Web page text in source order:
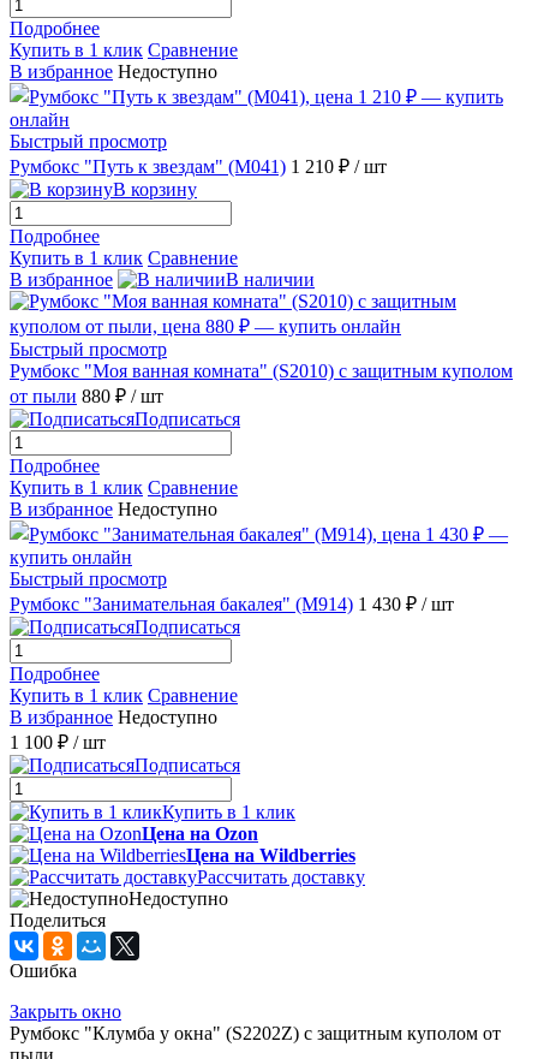
Подробнее
Купить в 1 клик Сравнение
В избранное Недоступно
Быстрый просмотр
Румбокс "Путь к звездам" (M041) 1 210 ₽ / шт
В корзину
Подробнее
Купить в 1 клик Сравнение
В избранное
В наличии
Быстрый просмотр
Румбокс "Моя ванная комната" (S2010) с защитным куполом
от пыли 880 ₽ / шт
Подписаться
Подробнее
Купить в 1 клик Сравнение
В избранное Недоступно
Быстрый просмотр
Румбокс "Занимательная бакалея" (M914) 1 430 ₽ / шт
Подписаться
Подробнее
Купить в 1 клик Сравнение
В избранное Недоступно
1 100 ₽ / шт
Подписаться
Купить в 1 клик
Цена на Ozon
Цена на Wildberries
Рассчитать доставку
Недоступно
Поделиться
Ошибка
Закрыть окно
Румбокс "Клумба у окна" (S2202Z) с защитным куполом от